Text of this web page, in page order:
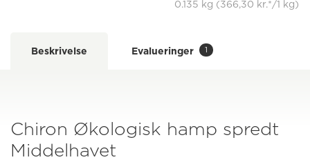
0.135 kg (366,30 kr.*/1 kg)
Beskrivelse Evalueringer 1
Chiron Økologisk hamp spredt
Middelhavet